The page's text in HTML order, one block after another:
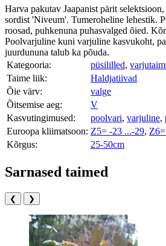
Harva pakutav Jaapanist pärit
sordist 'Niveum'. Tumeroheline lehestik.
roosad, puhkenuna puhasvalged õied.
Poolvarjuline kuni varjuline kasvukoht,
juurdununa talub ka põuda.
Kategooria:
püsililled,
Taime liik:
Haldjatiivad
Õie värv:
valge
Õitsemise aeg:
V
Kasvutingimused:
poolvari, varjuline,
Euroopa kliimatsoon: Z5= -23 ...-29,
Kõrgus:
25-50cm
Sarnased taimed
❮ ❯